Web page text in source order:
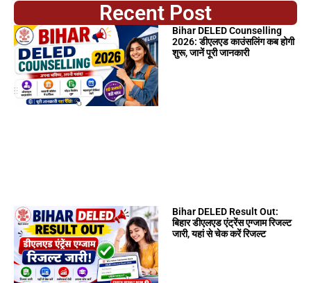
Recent Post
Bihar DELED Counselling
2026: डीएलएड काउंसलिंग कब होगी
शुरू, जानें पूरी जानकारी
Bihar DELED Result Out:
बिहार डीएलएड एंट्रेंस एग्जाम रिजल्ट
जारी, यहां से चेक करें रिजल्ट